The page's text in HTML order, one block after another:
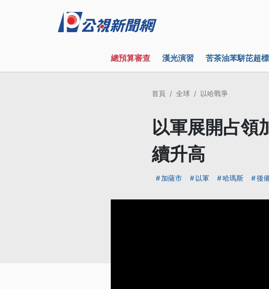
總預算審查 漢光演習 苦茶油苯駢芘超標
首頁 全球 以哈戰爭
以軍展開占領
續升高
加薩市 以軍 哈瑪斯 後